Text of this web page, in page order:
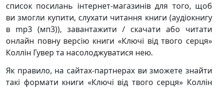
список посилань інтернет-магазинів для того, щоб
ви змогли купити, слухати читання книги (аудіокнигу
в mp3 (мп3)), завантажити / скачати або читати
онлайн повну версію книги «Ключі від твого серця»
Коллін Гувер та насолоджуватися нею.
Як правило, на сайтах-партнерах ви зможете знайти
такі формати книги «Ключі від твого серця» Коллін